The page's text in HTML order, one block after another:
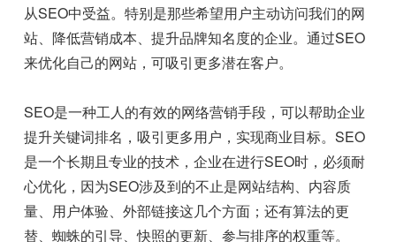
从SEO中受益。特别是那些希望用户主动访问我们的网
站、降低营销成本、提升品牌知名度的企业。通过SEO
来优化自己的网站，可吸引更多潜在客户。
SEO是一种工人的有效的网络营销手段，可以帮助企业
提升关键词排名，吸引更多用户，实现商业目标。SEO
是一个长期且专业的技术，企业在进行SEO时，必须耐
心优化，因为SEO涉及到的不止是网站结构、内容质
量、用户体验、外部链接这几个方面；还有算法的更
替、蜘蛛的引导、快照的更新、参与排序的权重等。